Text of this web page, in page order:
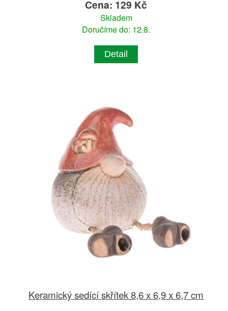
Cena: 129 Kč
Skladem
Doručíme do: 12.8.
Detail
Keramický sedící skřítek 8,6 x 6,9 x 6,7 cm